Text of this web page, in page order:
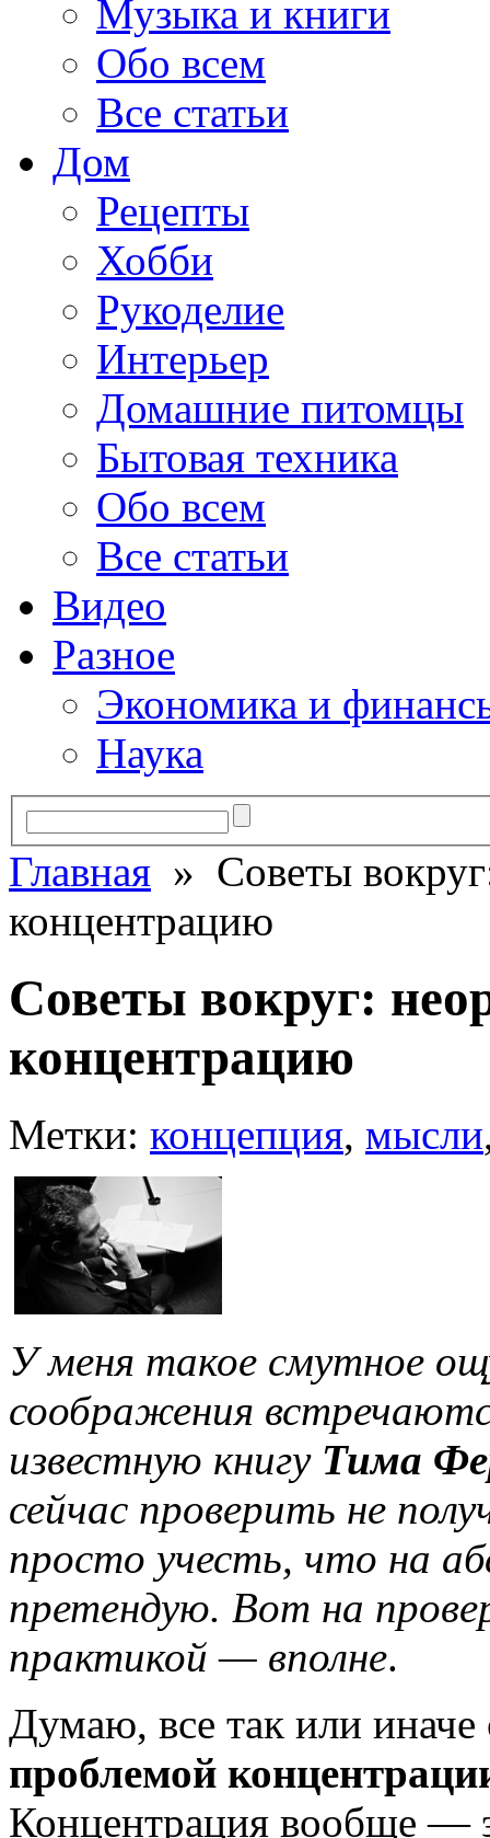
Музыка и книги
Обо всем
Все статьи
Дом
Рецепты
Хобби
Рукоделие
Интерьер
Домашние питомцы
Бытовая техника
Обо всем
Все статьи
Видео
Разное
Экономика и
Наука
Главная » Советы
концентрацию
Советы вокруг:
концентрацию
Метки: концепция, мысли
У меня такое смутное
соображения
известную книгу Тима
сейчас проверить не
просто учесть, что на
претендую. Вот на
практикой — вполне.
Думаю, все так или иначе
проблемой
Концентрация вообще —